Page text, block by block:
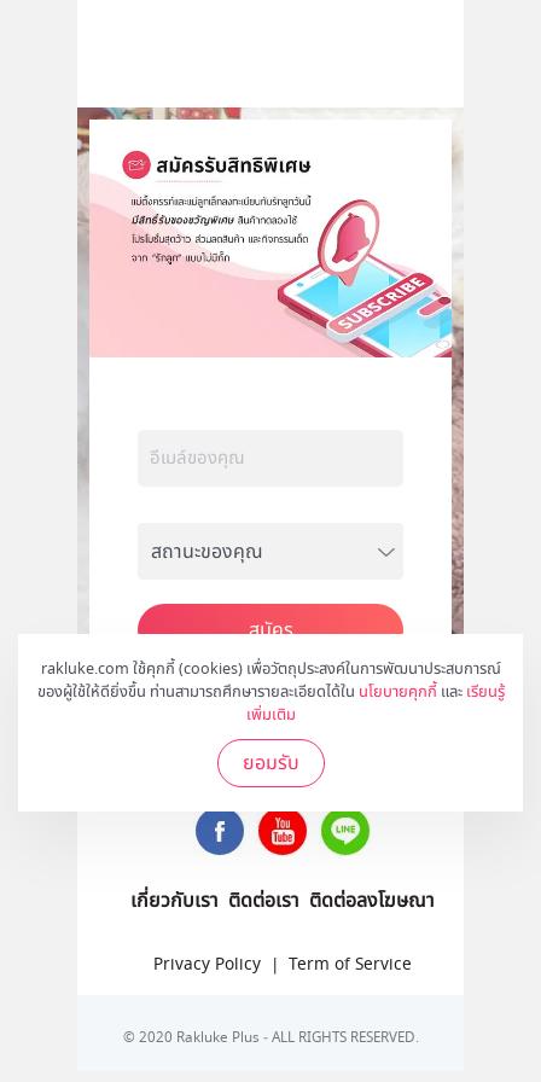
rakluke.com ใช้คุกกี้ (cookies) เพื่อวัตถุประสงค์ในการพัฒนาประสบการณ์
ของผู้ใช้ให้ดียิ่งขึ้น ท่านสามารถศึกษารายละเอียดได้ใน นโยบายคุกกี้ และ เรียนรู้
เพิ่มเติม
ยอมรับ
สมัคร
ติดตามเราได้ที่
เกี่ยวกับเรา ติดต่อเรา ติดต่อลงโฆษณา
Privacy Policy | Term of Service
© 2020 Rakluke Plus - ALL RIGHTS RESERVED.